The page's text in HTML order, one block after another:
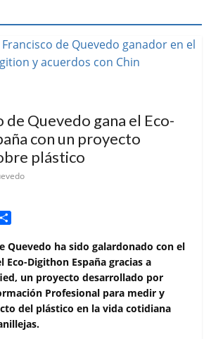
de Quevedo gana el Eco-
con un proyecto
plástico
m
p
a
r
i
r
Quevedo ha sido galardonado con el
Digithon España gracias a
un proyecto desarrollado por
Profesional para medir y
del plástico en la vida cotidiana